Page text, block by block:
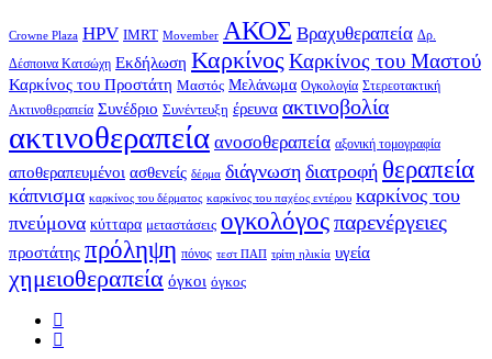
Crowne Plaza HPV IMRT Movember ΑΚΟΣ Βραχυθεραπεία Δρ.
Δέσποινα Κατσώχη Εκδήλωση Καρκίνος Καρκίνος του Μαστού
Καρκίνος του Προστάτη Μαστός Μελάνωμα Ογκολογία Στερεοτακτική
Ακτινοθεραπεία Συνέδριο Συνέντευξη έρευνα ακτινοβολία
ακτινοθεραπεία ανοσοθεραπεία αξονική τομογραφία
αποθεραπευμένοι ασθενείς δέρμα διάγνωση διατροφή θεραπεία
κάπνισμα καρκίνος του δέρματος καρκίνος του παχέος εντέρου καρκίνος του
πνεύμονα κύτταρα μεταστάσεις ογκολόγοςπαρενέργειες
προστάτης πρόληψη πόνος τεστ ΠΑΠ τρίτη ηλικία υγεία
χημειοθεραπεία όγκοι όγκος